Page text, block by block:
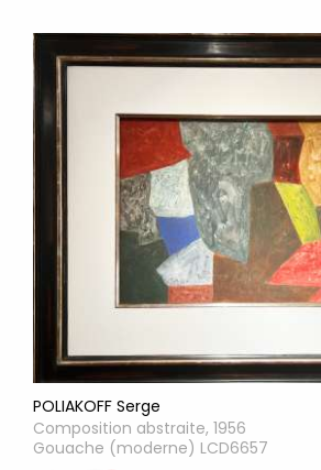
POLIAKOFF Serge
Composition abstraite, 1956
Gouache (moderne) LCD6657